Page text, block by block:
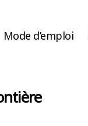
Mode d’emploi